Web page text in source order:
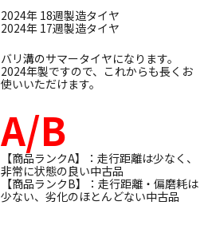
2024年 18週製造タイヤ
2024年 17週製造タイヤ
バリ溝のサマータイヤになります。
2024年製ですので、これからも長くお
使いいただけます。
A/B
【商品ランクA】：走行距離は少なく、
非常に状態の良い中古品
【商品ランクB】：走行距離・偏磨耗は
少ない、劣化のほとんどない中古品